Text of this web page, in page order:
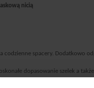
nicią
codzienne spacery. Dodatkowo
dopasowanie szelek a